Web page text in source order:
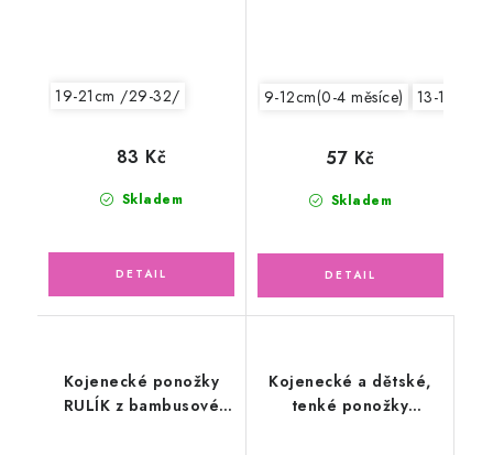
19-21cm /29-32/
Skladem
83 Kč
9-12cm(0-4 měsíce) 13-15cm
Skladem
57 Kč
Kojenecké ponožky
RULÍK z bambusové
Kojenecké a dětské,
tenké ponožky